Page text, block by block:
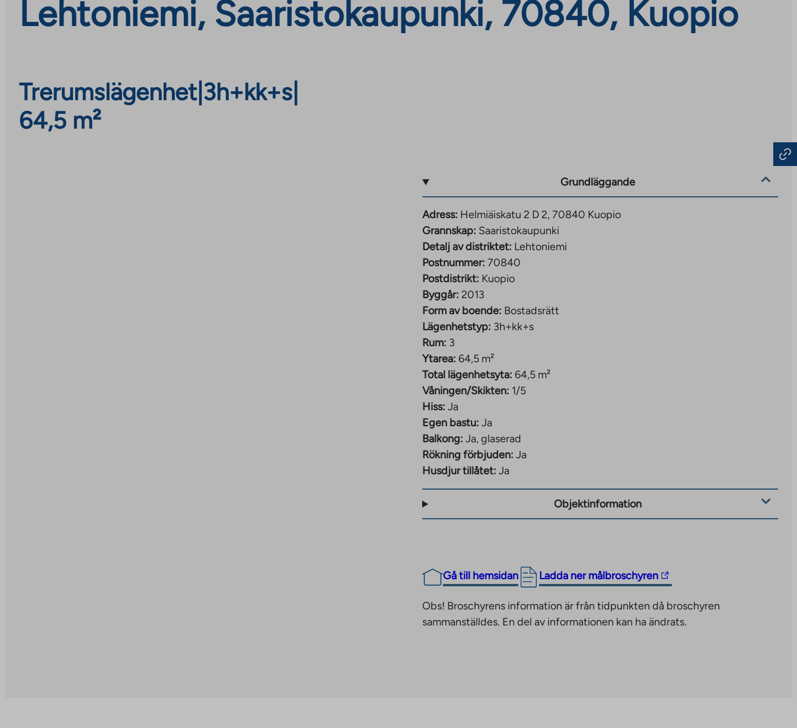
Lehtoniemi, Saaristokaupunki, 70840, Kuopio
Trerumslägenhet| 3h+kk+s
64,5 m²
Grundläggande
Adress: Helmiäiskatu 2 D 2, 70840 Kuopio
Grannskap: Saaristokaupunki
Detalj av distriktet: Lehtoniemi
Postnummer: 70840
Postdistrikt: Kuopio
Byggår: 2013
Form av boende: Bostadsrätt
Lägenhetstyp: 3h+kk+s
Rum: 3
Ytarea: 64,5 m²
Total lägenhetsyta: 64,5 m²
Våningen/Skikten: 1/5
Hiss: Ja
Egen bastu: Ja
Balkong: Ja, glaserad
Rökning förbjuden: Ja
Husdjur tillåtet: Ja
Objektinformation
Gå till hemsidan Ladda ner målbroschyren
The
takes
you
Obs! Broschyrens information är från tidpunkten då broschyren
sammanställdes. En del av informationen kan ha ändrats.